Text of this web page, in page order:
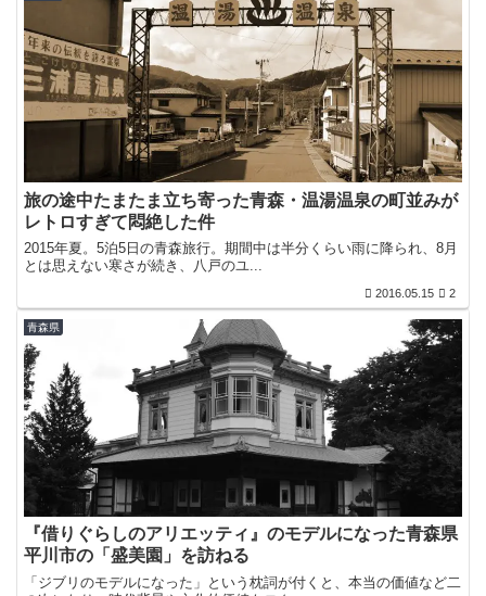
旅の途中たまたま立ち寄った青森・温湯温泉の町並みが
レトロすぎて悶絶した件
2015年夏。5泊5日の青森旅行。期間中は半分くらい雨に降られ、8月
とは思えない寒さが続き、八戸のユ...
2016.05.15 2
青森県
『借りぐらしのアリエッティ』のモデルになった青森県
平川市の「盛美園」を訪ねる
「ジブリのモデルになった」という枕詞が付くと、本当の価値など二